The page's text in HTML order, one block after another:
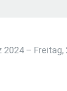
2024 – Freitag,